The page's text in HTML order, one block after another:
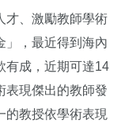
才、激勵教師學術
」，最近得到海內
有成，近期可達14
表現傑出的教師發
的教授依學術表現